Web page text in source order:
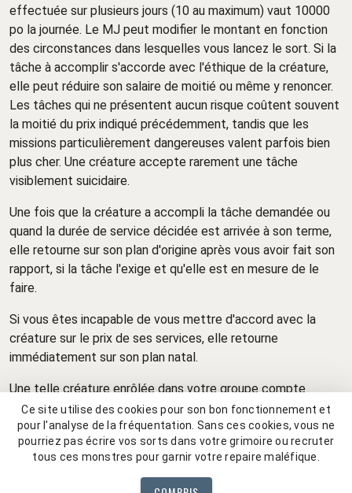
effectuée sur plusieurs jours (10 au maximum) vaut 10000
po la journée. Le MJ peut modifier le montant en fonction
des circonstances dans lesquelles vous lancez le sort. Si la
tâche à accomplir s'accorde avec l'éthique de la créature,
elle peut réduire son salaire de moitié ou même y renoncer.
Les tâches qui ne présentent aucun risque coûtent souvent
la moitié du prix indiqué précédemment, tandis que les
missions particulièrement dangereuses valent parfois bien
plus cher. Une créature accepte rarement une tâche
visiblement suicidaire.
Une fois que la créature a accompli la tâche demandée ou
quand la durée de service décidée est arrivée à son terme,
elle retourne sur son plan d'origine après vous avoir fait son
rapport, si la tâche l'exige et qu'elle est en mesure de le
faire.
Si vous êtes incapable de vous mettre d'accord avec la
créature sur le prix de ses services, elle retourne
immédiatement sur son plan natal.
Une telle créature enrôlée dans votre groupe compte
comme un membre à part entière et reçoit sa part de points
d'expérience.
Source :Manuel des règles
Ce site utilise des cookies pour son bon fonctionnement et
pour l'analyse de la fréquentation. Sans ces cookies, vous ne
pourriez pas écrire vos sorts dans votre grimoire ou recruter
tous ces monstres pour garnir votre repaire maléfique.